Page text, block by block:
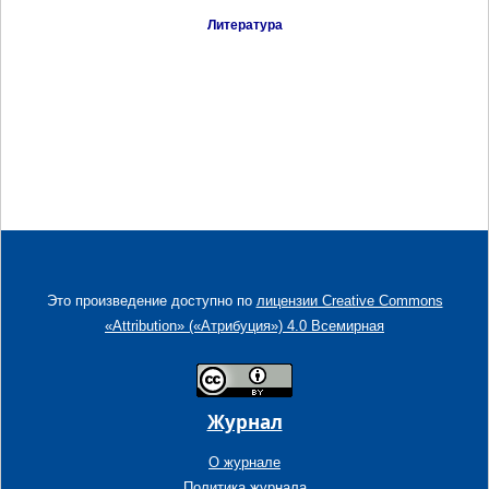
Литература
Это произведение доступно по лицензии Creative Commons
«Attribution» («Атрибуция») 4.0 Всемирная
Журнал
О журнале